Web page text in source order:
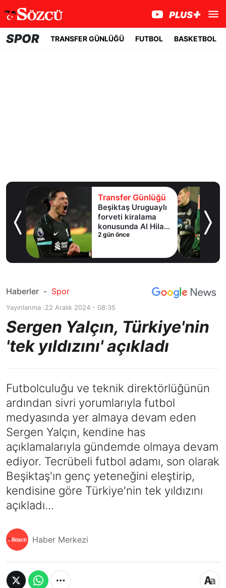
SPOR TRANSFER GÜNLÜĞÜ FUTBOL BASKETBOL
Transfer Günlüğü
Beşiktaş Uruguaylı
forveti kiralama
konusunda Al Hilal
ile anlaştı! Adım
2 gün önce
Haberler - Spor
Yayınlanma :22 Aralık 2024 - 08:35
Sergen Yalçın, Türkiye'nin
'tek yıldızını' açıkladı
Futbolculuğu ve teknik direktörlüğünün
ardından sivri yorumlarıyla futbol
medyasında yer almaya devam eden
Sergen Yalçın, kendine has
açıklamalarıyla gündemde olmaya devam
ediyor. Tecrübeli futbol adamı, son olarak
Beşiktaş'ın genç yeteneğini eleştirip,
kendisine göre Türkiye'nin tek yıldızını
açıkladı...
Haber Merkezi